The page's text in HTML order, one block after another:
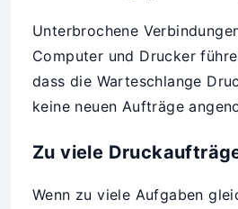
Unterbrochene
Computer und Drucker
dass die Warteschlange
keine neuen Aufträge
Zu viele
Wenn zu viele Aufgaben